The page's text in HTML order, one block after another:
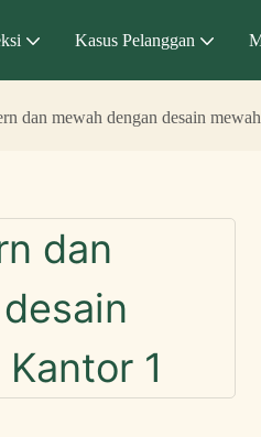
Kasus Pelanggan
dan mewah dengan desain